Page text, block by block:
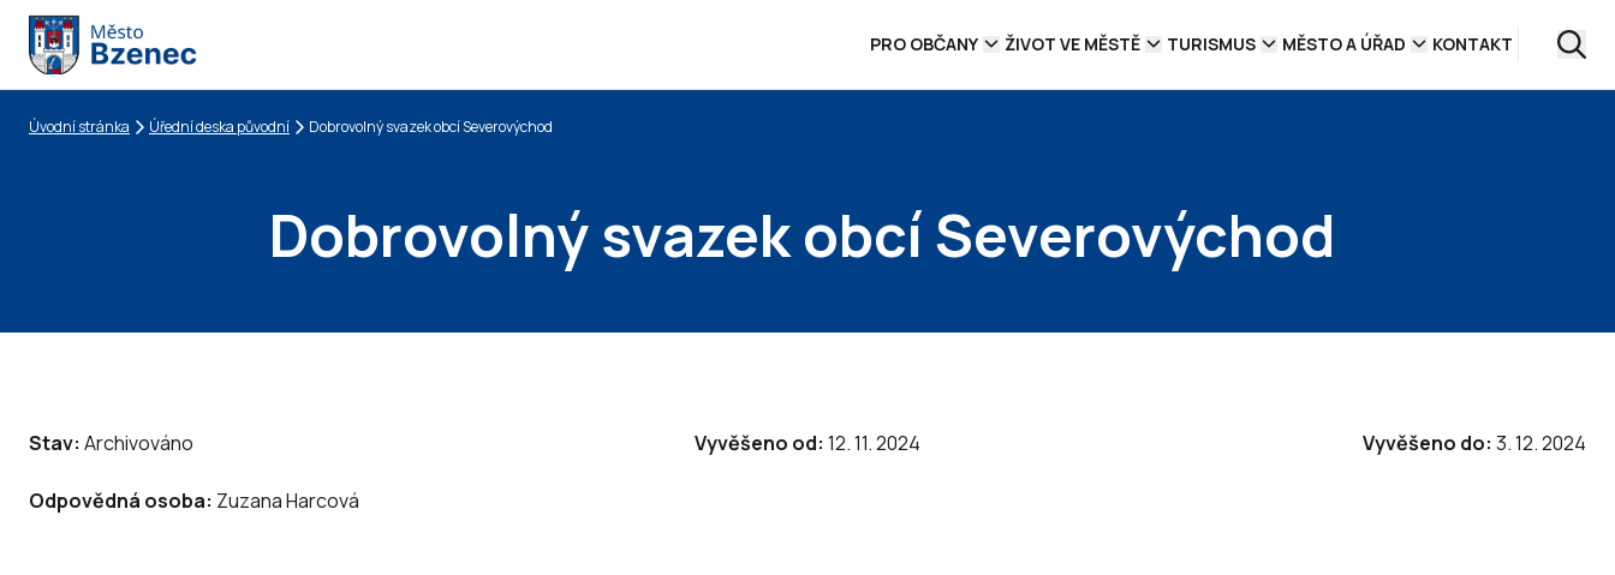
PRO OBČANY ŽIVOT VE MĚSTĚ TURISMUS MĚSTO A ÚŘAD KONTAKT
Drobečková navigace
Úvodní stránka Úřední deska původní Dobrovolný svazek obcí Severovýchod
Dobrovolný svazek obcí Severovýchod
Stav: Archivováno Vyvěšeno od: 12. 11. 2024 Vyvěšeno do: 3. 12. 2024
Odpovědná osoba: Zuzana Harcová